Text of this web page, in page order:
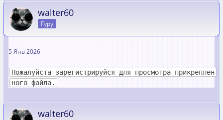
walter60
Гуру
5 Янв 2026
Пожалуйста зарегистрируйся для просмотра прикреплен
ного файла.
walter60